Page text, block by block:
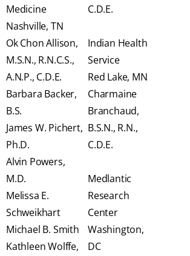
Medicine
Nashville, TN
Ok Chon Allison,
M.S.N., R.N.C.S.,
A.N.P., C.D.E.
Barbara Backer,
B.S.
James W. Pichert,
Ph.D.
Alvin Powers,
M.D.
Melissa E.
Schweikhart
Michael B. Smith
Kathleen Wolffe,
C.D.E.
Indian Health
Service
Red Lake, MN
Charmaine
Branchaud,
B.S.N., R.N.,
C.D.E.
Medlantic
Research
Center
Washington,
DC